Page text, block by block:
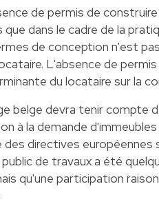
de permis de
que dans le cadre de la
de conception n'est
L'absence de
du locataire sur la
belge devra tenir compte
à la demande
des directives européennes
de travaux a été
qu'une participation